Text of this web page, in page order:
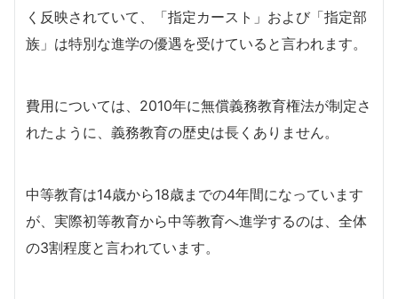
く反映されていて、「指定カースト」および「指定部
族」は特別な進学の優遇を受けていると言われます。
費用については、2010年に無償義務教育権法が制定さ
れたように、義務教育の歴史は長くありません。
中等教育は14歳から18歳までの4年間になっています
が、実際初等教育から中等教育へ進学するのは、全体
の3割程度と言われています。